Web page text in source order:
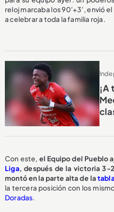
reloj marcaba los 90’+3’, envió
a celebrar a toda la familia roja.
¡A
Con este, el Equipo del Pueblo
Liga, después de la victoria 3-
montó en la parte alta de la
la tercera posición con los
Doradas.